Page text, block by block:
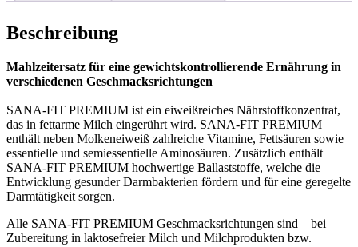
Beschreibung
Mahlzeitersatz für eine gewichtskontrollierende Ernährung in
verschiedenen Geschmacksrichtungen
SANA-FIT PREMIUM ist ein eiweißreiches Nährstoffkonzentrat,
das in fettarme Milch eingerührt wird. SANA-FIT PREMIUM
enthält neben Molkeneiweiß zahlreiche Vitamine, Fettsäuren sowie
essentielle und semiessentielle Aminosäuren. Zusätzlich enthält
SANA-FIT PREMIUM hochwertige Ballaststoffe, welche die
Entwicklung gesunder Darmbakterien fördern und für eine geregelte
Darmtätigkeit sorgen.
Alle SANA-FIT PREMIUM Geschmacksrichtungen sind – bei
Zubereitung in laktosefreier Milch und Milchprodukten bzw.